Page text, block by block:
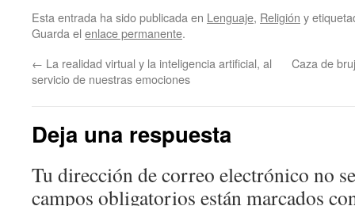
Esta entrada ha sido publicada en Lenguaje, Religión y
Guarda el enlace permanente.
← La realidad virtual y la inteligencia artificial, al
servicio de nuestras emociones
Caza de
Deja una respuesta
Tu dirección de correo electrónico no
campos obligatorios están marcados